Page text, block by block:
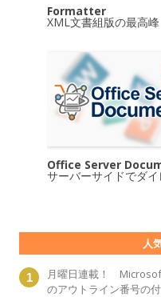
Formatter
XML文書組版の最高峰
Office Server
サーバーサイドでダイ
人
月曜日連載！
のアウトライン番号の